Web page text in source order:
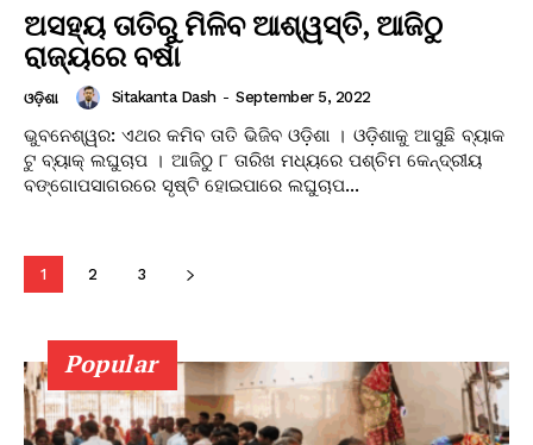
ଅସହ୍ୟ ତାତିରୁ ମିଳିବ ଆଶ୍ୱସ୍ତି, ଆଜିଠୁ
ରାଜ୍ୟରେ ବର୍ଷା
ଓଡ଼ିଶା Sitakanta Dash - September 5, 2022
ଭୁବନେଶ୍ୱର: ଏଥର କମିବ ତାତି ଭିଜିବ ଓଡ଼ିଶା । ଓଡ଼ିଶାକୁ ଆସୁଛି ବ୍ୟାକ
ଟୁ ବ୍ୟାକ୍ ଲଘୁଚାପ । ଆଜିଠୁ ୮ ତାରିଖ ମଧ୍ୟରେ ପଶ୍ଚିମ କେନ୍ଦ୍ରୀୟ
ବଙ୍ଗୋପସାଗରରେ ସୃଷ୍ଟି ହୋଇପାରେ ଲଘୁଚାପ...
1 2 3
Popular